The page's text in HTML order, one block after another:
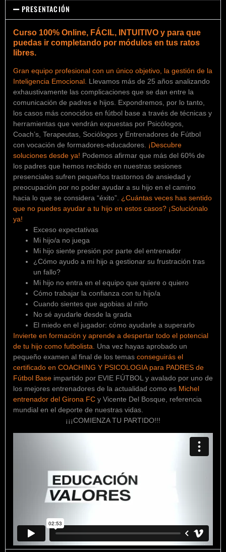
PRESENTACIÓN
Curso 100% Online, FÁCIL, INTUITIVO y para que
puedas ir completando por módulos en tus ratos
libres.
Gran equipo profesional con un único objetivo, la gestión de la
Inteligencia Emocional. Llevamos más de 25 años analizando
exhaustivamente las complicaciones que se dan entre la
comunicación de padres e hijos. Expondremos, por lo tanto,
los casos más conocidos en fútbol base a través de técnicas y
herramientas que vendrán expuestas por Psicólogos,
Coach’s, Terapeutas, Sociólogos y Entrenadores de Fútbol
con vocación de formadores-educadores. ¡Descubre
soluciones desde ya! Podemos afirmar que más del 60% de
los padres que hemos recibido en nuestras sesiones
presenciales sufren pequeños trastornos de ansiedad y
preocupación por no poder ayudar a su hijo en el camino
hacia lo que se considera “éxito”. ¿Cuántas veces has sentido
que no puedes ayudar a tu hijo en estos casos? ¡Soluciónalo
ya!
Exceso expectativas
Mi hijo/a no juega
Mi hijo siente presión por parte del entrenador
¿Cómo ayudo a mi hijo a gestionar su frustración tras
un fallo?
Mi hijo no entra en el equipo que quiere o quiero
Cómo trabajar la confianza con tu hijo/a
Cuando sientes que agobias al niño
No sé ayudarle desde la grada
El miedo en el jugador: cómo ayudarle a superarlo
Invierte en formación y aprende a despertar todo el potencial
de tu hijo como futbolista. Una vez hayas aprobado un
pequeño examen al final de los temas conseguirás el
certificado en COACHING Y PSICOLOGIA para PADRES de
Fútbol Base impartido por EVIE FÚTBOL y avalado por uno de
los mejores entrenadores de la actualidad como es Michel
entrenador del Girona FC y Vicente Del Bosque, referencia
mundial en el deporte de nuestras vidas.
¡¡¡COMIENZA TU PARTIDO!!!